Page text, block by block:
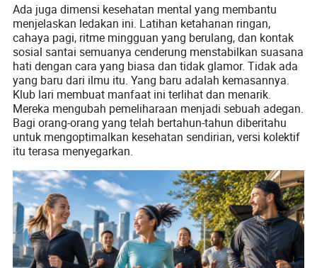
Ada juga dimensi kesehatan mental yang membantu
menjelaskan ledakan ini. Latihan ketahanan ringan,
cahaya pagi, ritme mingguan yang berulang, dan kontak
sosial santai semuanya cenderung menstabilkan suasana
hati dengan cara yang biasa dan tidak glamor. Tidak ada
yang baru dari ilmu itu. Yang baru adalah kemasannya.
Klub lari membuat manfaat ini terlihat dan menarik.
Mereka mengubah pemeliharaan menjadi sebuah adegan.
Bagi orang-orang yang telah bertahun-tahun diberitahu
untuk mengoptimalkan kesehatan sendirian, versi kolektif
itu terasa menyegarkan.